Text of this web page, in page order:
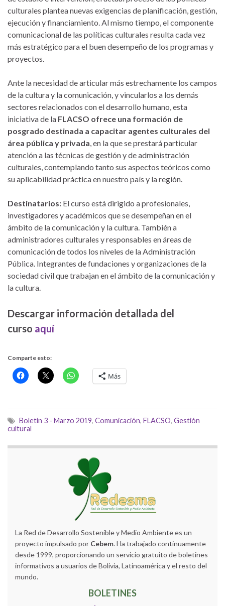
culturales plantea nuevas exigencias de planificación, gestión,
ejecución y financiamiento. Al mismo tiempo, el componente
comunicacional de las políticas culturales resulta cada vez
más estratégico para el buen desempeño de los programas y
proyectos.
Ante la necesidad de articular más estrechamente los campos
de la cultura y la comunicación, y vincularlos a los demás
sectores relacionados con el desarrollo humano, esta
iniciativa de la FLACSO ofrece una formación de
posgrado destinada a capacitar agentes culturales del
área pública y privada, en la que se prestará particular
atención a las técnicas de gestión y de administración
culturales, contemplando tanto sus aspectos teóricos como
su aplicabilidad práctica en nuestro país y la región.
Destinatarios: El curso está dirigido a profesionales,
investigadores y académicos que se desempeñan en el
ámbito de la comunicación y la cultura. También a
administradores culturales y responsables en áreas de
comunicación de todos los niveles de la Administración
Pública. Integrantes de fundaciones y organizaciones de la
sociedad civil que trabajan en el ámbito de la comunicación y
la cultura.
Descargar información detallada del
curso aquí
Comparte esto:
Más
Boletín 3 - Marzo 2019, Comunicación, FLACSO, Gestión
cultural
La Red de Desarrollo Sostenible y Medio Ambiente es un
proyecto impulsado por Cebem. Ha trabajado continuamente
desde 1999, proporcionando un servicio gratuito de boletines
informativos a usuarios de Bolivia, Latinoamérica y el resto del
mundo.
BOLETINES